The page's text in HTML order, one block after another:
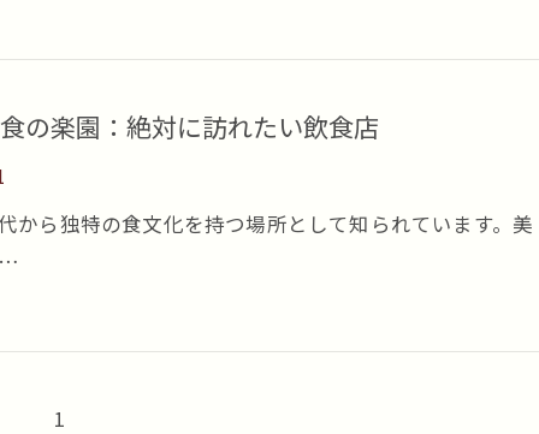
の楽園：絶対に訪れたい飲食店
から独特の食文化を持つ場所として知られています。美
1